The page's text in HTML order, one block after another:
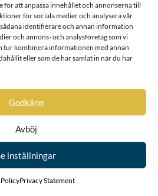
att anpassa innehållet och annonserna till
för sociala medier och analysera vår
identifierare och annan information
och annons- och analysföretag som vi
tur kombinera informationen med annan
eller som de har samlat in när du har
Godkänn
Avböj
inställningar
Privacy Statement